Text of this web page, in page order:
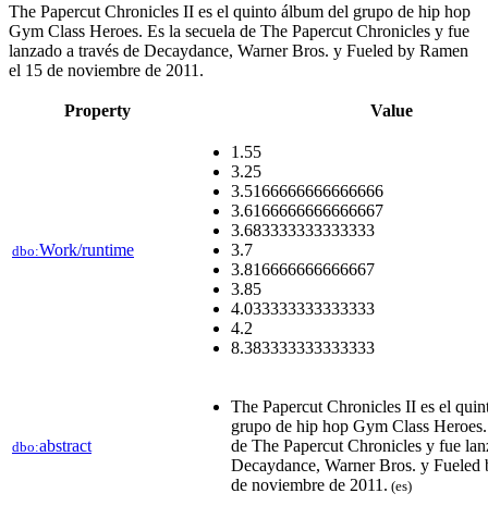
The Papercut Chronicles II es el quinto álbum del grupo de hip hop
Gym Class Heroes. Es la secuela de The Papercut Chronicles y fue
lanzado a través de Decaydance, Warner Bros. y Fueled by Ramen
el 15 de noviembre de 2011.
Property Value
dbo:Work/runtime
1.55
3.25
3.5166666666666666
3.6166666666666667
3.683333333333333
3.7
3.816666666666667
3.85
4.033333333333333
4.2
8.383333333333333
dbo:abstract
The Papercut Chronicles II es el
grupo de hip hop Gym Class
de The Papercut Chronicles y fue
Decaydance, Warner Bros. y Fueled
de noviembre de 2011. (es)